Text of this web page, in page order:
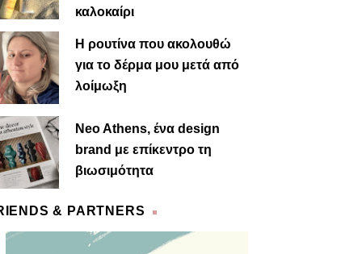
καλοκαίρι
Η ρουτίνα που ακολουθώ
για το δέρμα μου μετά από
λοίμωξη
Neo Athens, ένα design
brand με επίκεντρο τη
βιωσιμότητα
& PARTNERS